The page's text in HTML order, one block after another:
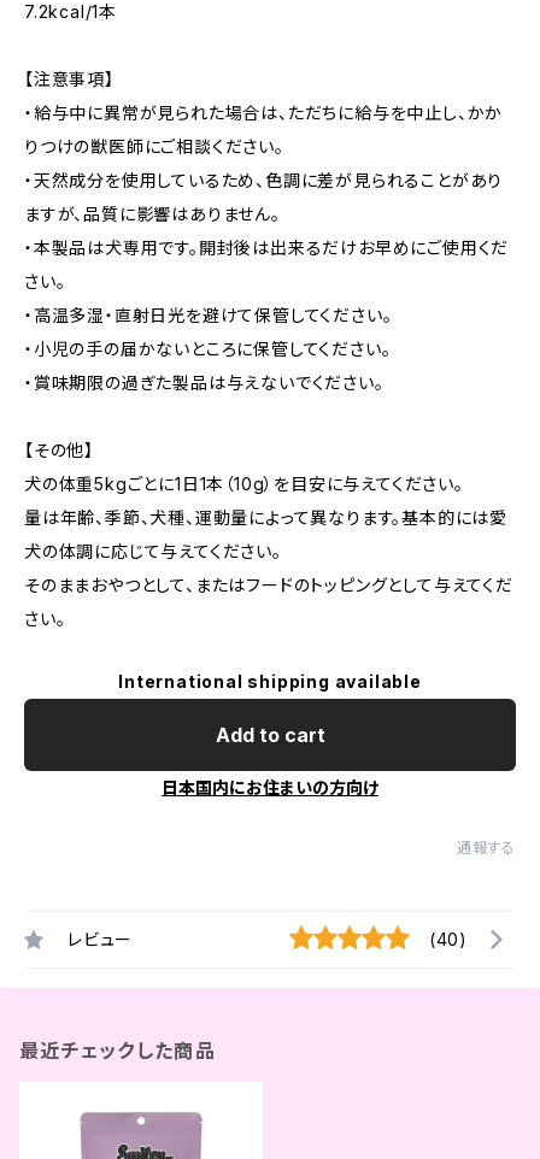
7.2kcal/1本
【注意事項】
・給与中に異常が見られた場合は、ただちに給与を中止し、かか
りつけの獣医師にご相談ください。
・天然成分を使用しているため、色調に差が見られることがあり
ますが、品質に影響はありません。
・本製品は犬専用です。開封後は出来るだけお早めにご使用くだ
さい。
・高温多湿・直射日光を避けて保管してください。
・小児の手の届かないところに保管してください。
・賞味期限の過ぎた製品は与えないでください。
【その他】
犬の体重5kgごとに1日1本（10g）を目安に与えてください。
量は年齢、季節、犬種、運動量によって異なります。基本的には愛
犬の体調に応じて与えてください。
そのままおやつとして、またはフードのトッピングとして与えてくだ
さい。
International shipping available
Add to cart
日本国内にお住まいの方向け
通報する
レビュー (40)
最近チェックした商品